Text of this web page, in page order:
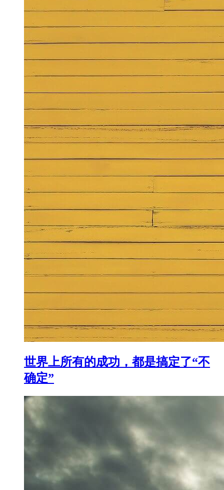
世界上所有的成功，都是搞定了“不
确定”